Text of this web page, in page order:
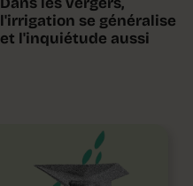
l'irrigation se généralise
et l'inquiétude aussi